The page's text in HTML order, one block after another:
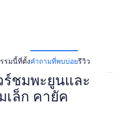
รมนี้ที่ตั้งคำถามที่พบบ่อยรีวิว
ชมพะยูนและ
ล็ก คายัค